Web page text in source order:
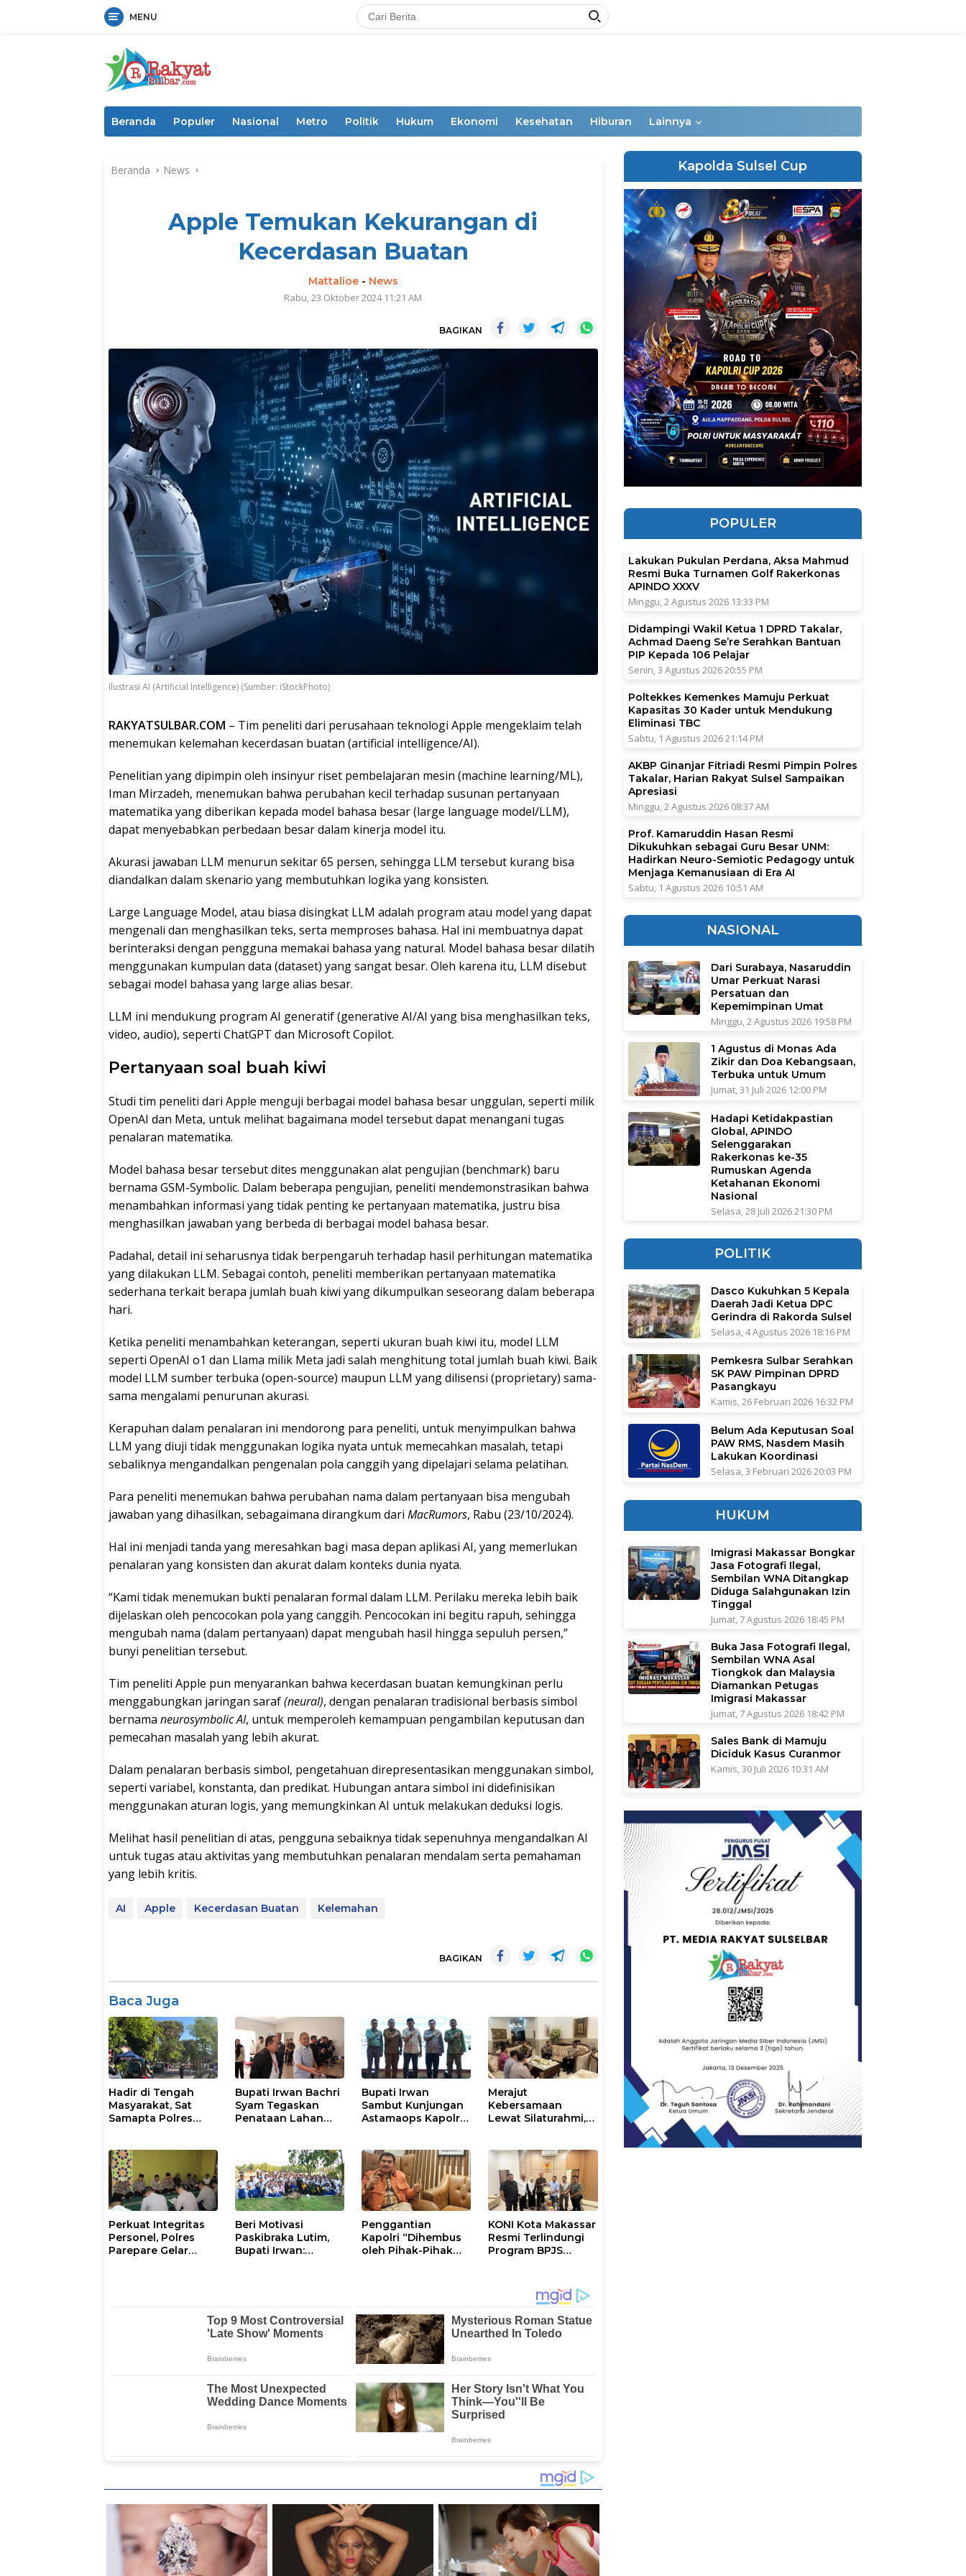
MENU
Beranda Populer Nasional Metro Politik Hukum Ekonomi Kesehatan Hiburan Lainnya
Beranda News
Apple Temukan Kekurangan di
Kecerdasan Buatan
Mattalioe- News
Rabu, 23 Oktober 2024 11:21 AM
BAGIKAN
Ilustrasi AI (Artificial Intelligence) (Sumber: iStockPhoto)
RAKYATSULBAR.COM – Tim peneliti dari perusahaan teknologi Apple mengeklaim telah
menemukan kelemahan kecerdasan buatan (artificial intelligence/AI).
Penelitian yang dipimpin oleh insinyur riset pembelajaran mesin (machine learning/ML),
Iman Mirzadeh, menemukan bahwa perubahan kecil terhadap susunan pertanyaan
matematika yang diberikan kepada model bahasa besar (large language model/LLM),
dapat menyebabkan perbedaan besar dalam kinerja model itu.
Akurasi jawaban LLM menurun sekitar 65 persen, sehingga LLM tersebut kurang bisa
diandalkan dalam skenario yang membutuhkan logika yang konsisten.
Large Language Model, atau biasa disingkat LLM adalah program atau model yang dapat
mengenali dan menghasilkan teks, serta memproses bahasa. Hal ini membuatnya dapat
berinteraksi dengan pengguna memakai bahasa yang natural. Model bahasa besar dilatih
menggunakan kumpulan data (dataset) yang sangat besar. Oleh karena itu, LLM disebut
sebagai model bahasa yang large alias besar.
LLM ini mendukung program AI generatif (generative AI/AI yang bisa menghasilkan teks,
video, audio), seperti ChatGPT dan Microsoft Copilot.
Pertanyaan soal buah kiwi
Studi tim peneliti dari Apple menguji berbagai model bahasa besar unggulan, seperti milik
OpenAI dan Meta, untuk melihat bagaimana model tersebut dapat menangani tugas
penalaran matematika.
Model bahasa besar tersebut dites menggunakan alat pengujian (benchmark) baru
bernama GSM-Symbolic. Dalam beberapa pengujian, peneliti mendemonstrasikan bahwa
menambahkan informasi yang tidak penting ke pertanyaan matematika, justru bisa
menghasilkan jawaban yang berbeda di berbagai model bahasa besar.
Padahal, detail ini seharusnya tidak berpengaruh terhadap hasil perhitungan matematika
yang dilakukan LLM. Sebagai contoh, peneliti memberikan pertanyaan matematika
sederhana terkait berapa jumlah buah kiwi yang dikumpulkan seseorang dalam beberapa
hari.
Ketika peneliti menambahkan keterangan, seperti ukuran buah kiwi itu, model LLM
seperti OpenAI o1 dan Llama milik Meta jadi salah menghitung total jumlah buah kiwi. Baik
model LLM sumber terbuka (open-source) maupun LLM yang dilisensi (proprietary) sama-
sama mengalami penurunan akurasi.
Kerapuhan dalam penalaran ini mendorong para peneliti, untuk menyimpulkan bahwa
LLM yang diuji tidak menggunakan logika nyata untuk memecahkan masalah, tetapi
sebaliknya mengandalkan pengenalan pola canggih yang dipelajari selama pelatihan.
Para peneliti menemukan bahwa perubahan nama dalam pertanyaan bisa mengubah
jawaban yang dihasilkan, sebagaimana dirangkum dari MacRumors, Rabu (23/10/2024).
Hal ini menjadi tanda yang meresahkan bagi masa depan aplikasi AI, yang memerlukan
penalaran yang konsisten dan akurat dalam konteks dunia nyata.
“Kami tidak menemukan bukti penalaran formal dalam LLM. Perilaku mereka lebih baik
dijelaskan oleh pencocokan pola yang canggih. Pencocokan ini begitu rapuh, sehingga
mengubah nama (dalam pertanyaan) dapat mengubah hasil hingga sepuluh persen,”
bunyi penelitian tersebut.
Tim peneliti Apple pun menyarankan bahwa kecerdasan buatan kemungkinan perlu
menggabungkan jaringan saraf(neural), dengan penalaran tradisional berbasis simbol
bernama neurosymbolic AI, untuk memperoleh kemampuan pengambilan keputusan dan
pemecahan masalah yang lebih akurat.
Dalam penalaran berbasis simbol, pengetahuan direpresentasikan menggunakan simbol,
seperti variabel, konstanta, dan predikat. Hubungan antara simbol ini didefinisikan
menggunakan aturan logis, yang memungkinkan AI untuk melakukan deduksi logis.
Melihat hasil penelitian di atas, pengguna sebaiknya tidak sepenuhnya mengandalkan AI
untuk tugas atau aktivitas yang membutuhkan penalaran mendalam serta pemahaman
yang lebih kritis.
AI Apple Kecerdasan Buatan Kelemahan
BAGIKAN
Baca Juga
Hadir di Tengah
Masyarakat, Sat
Samapta Polres
Pagi
Bupati Irwan Bachri
Syam Tegaskan
Penataan Lahan
Bupati Irwan
Sambut Kunjungan
Astamaops Kapolri
Luwu Timur
Merajut
Kebersamaan
Lewat Silaturahmi,
dengan Tokoh
Masyarakat
Perkuat Integritas
Personel, Polres
Parepare Gelar
Beri Motivasi
Paskibraka Lutim,
Bupati Irwan:
Penggantian
Kapolri “Dihembus
oleh Pihak-Pihak
KONI Kota Makassar
Resmi Terlindungi
Program BPJS
Kapolda Sulsel Cup
POPULER
Lakukan Pukulan Perdana, Aksa Mahmud
Resmi Buka Turnamen Golf Rakerkonas
APINDO XXXV
Minggu, 2 Agustus 2026 13:33 PM
Didampingi Wakil Ketua 1 DPRD Takalar,
Achmad Daeng Se’re Serahkan Bantuan
PIP Kepada 106 Pelajar
Senin, 3 Agustus 2026 20:55 PM
Poltekkes Kemenkes Mamuju Perkuat
Kapasitas 30 Kader untuk Mendukung
Eliminasi TBC
Sabtu, 1 Agustus 2026 21:14 PM
AKBP Ginanjar Fitriadi Resmi Pimpin Polres
Takalar, Harian Rakyat Sulsel Sampaikan
Apresiasi
Minggu, 2 Agustus 2026 08:37 AM
Prof. Kamaruddin Hasan Resmi
Dikukuhkan sebagai Guru Besar UNM:
Hadirkan Neuro-Semiotic Pedagogy untuk
Menjaga Kemanusiaan di Era AI
Sabtu, 1 Agustus 2026 10:51 AM
NASIONAL
Dari Surabaya, Nasaruddin
Umar Perkuat Narasi
Persatuan dan
Kepemimpinan Umat
Minggu, 2 Agustus 2026 19:58 PM
1 Agustus di Monas Ada
Zikir dan Doa Kebangsaan,
Terbuka untuk Umum
Jumat, 31 Juli 2026 12:00 PM
Hadapi Ketidakpastian
Global, APINDO
Selenggarakan
Rakerkonas ke-35
Rumuskan Agenda
Ketahanan Ekonomi
Nasional
Selasa, 28 Juli 2026 21:30 PM
POLITIK
Dasco Kukuhkan 5 Kepala
Daerah Jadi Ketua DPC
Gerindra di Rakorda Sulsel
Selasa, 4 Agustus 2026 18:16 PM
Pemkesra Sulbar Serahkan
SK PAW Pimpinan DPRD
Pasangkayu
Kamis, 26 Februari 2026 16:32 PM
Belum Ada Keputusan Soal
PAW RMS, Nasdem Masih
Lakukan Koordinasi
Selasa, 3 Februari 2026 20:03 PM
HUKUM
Imigrasi Makassar Bongkar
Jasa Fotografi Ilegal,
Sembilan WNA Ditangkap
Diduga Salahgunakan Izin
Tinggal
Jumat, 7 Agustus 2026 18:45 PM
Buka Jasa Fotografi Ilegal,
Sembilan WNA Asal
Tiongkok dan Malaysia
Diamankan Petugas
Imigrasi Makassar
Jumat, 7 Agustus 2026 18:42 PM
Sales Bank di Mamuju
Diciduk Kasus Curanmor
Kamis, 30 Juli 2026 10:31 AM